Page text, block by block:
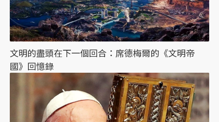
文明的盡頭在下一個回合：席德梅爾的《文明帝
國》回憶錄